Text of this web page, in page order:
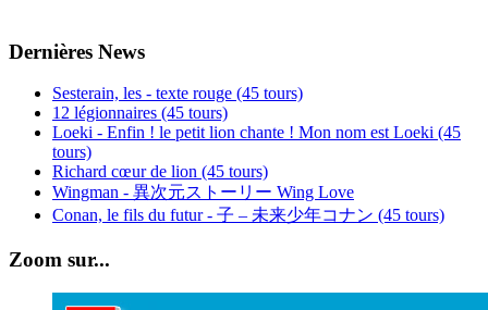
Dernières News
Sesterain, les - texte rouge (45 tours)
12 légionnaires (45 tours)
Loeki - Enfin ! le petit lion chante ! Mon nom est Loeki (45
tours)
Richard cœur de lion (45 tours)
Wingman - 異次元ストーリー Wing Love
Conan, le fils du futur - 子 – 未来少年コナン (45 tours)
Zoom sur...